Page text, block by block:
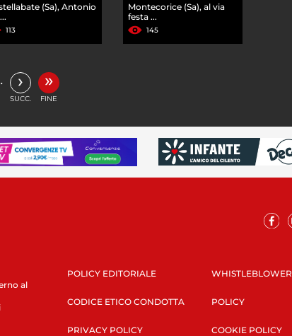
(Sa), Antonio
113
Montecorice (Sa), al via
festa ...
145
›
SUCC.
»
FINE
al
POLICY EDITORIALE
CODICE ETICO CONDOTTA
PRIVACY POLICY
WHISTLEBLOWER
POLICY
COOKIE POLICY